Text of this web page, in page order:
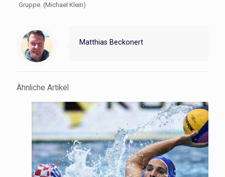
Gruppe. (Michael Klein)
Matthias Beckonert
Ähnliche Artikel